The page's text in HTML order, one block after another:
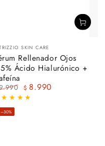
SKIN CARE
Rellenador Ojos
Ácido Hialurónico +
Precio
$ 8.990
–30%